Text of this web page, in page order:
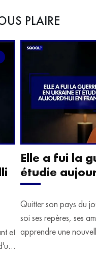
PLAIRE
et
Elle a fui la
étudie
Quitter son pays du
soi ses repères, ses
apprendre une